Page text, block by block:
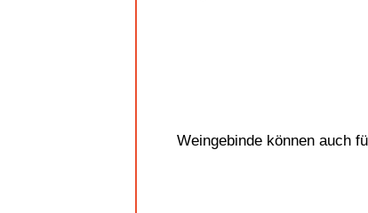
Weingebinde können auch